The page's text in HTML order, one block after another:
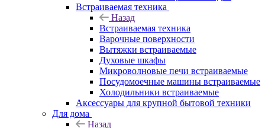
Встраиваемая техника
Назад
Встраиваемая техника
Варочные поверхности
Вытяжки встраиваемые
Духовые шкафы
Микроволновые печи встраиваемые
Посудомоечные машины встраиваемые
Холодильники встраиваемые
Аксессуары для крупной бытовой техники
Для дома
Назад